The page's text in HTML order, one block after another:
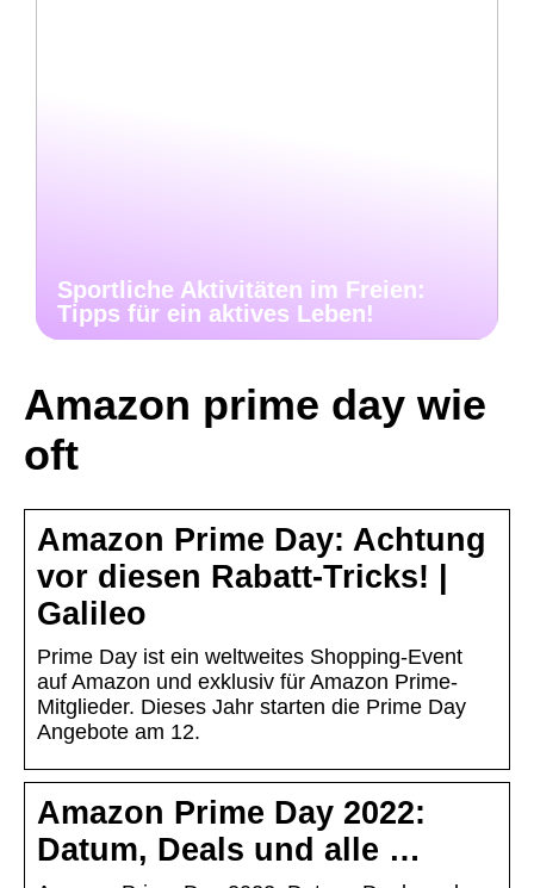
Sportliche Aktivitäten im Freien:
Tipps für ein aktives Leben!
Amazon prime day wie
oft
Amazon Prime Day: Achtung
vor diesen Rabatt-Tricks! |
Galileo
Prime Day ist ein weltweites Shopping-Event
auf Amazon und exklusiv für Amazon Prime-
Mitglieder. Dieses Jahr starten die Prime Day
Angebote am 12.
Amazon Prime Day 2022:
Datum, Deals und alle …